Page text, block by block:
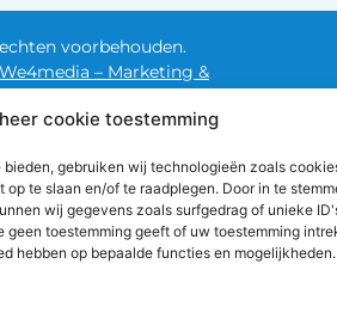
cookie toestemming
bieden, gebruiken wij technologieën zoals
op te slaan en/of te raadplegen. Door in te
wij gegevens zoals surfgedrag of unieke
geen toestemming geeft of uw toestemming
hebben op bepaalde functies en mogelijkheden.
voorbehouden.
We4media – Marketing &